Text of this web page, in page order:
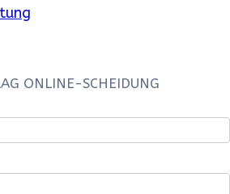
ONLINE-SCHEIDUNG